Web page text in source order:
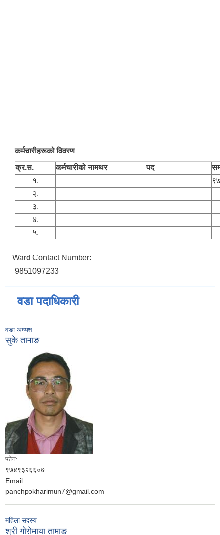
कर्मचारीहरूको विवरण
क्र.स.
कर्मचारीको नामथर पद
१.
२.
३.
४.
५.
Ward Contact Number:
9851097233
वडा पदाधिकारी
वडा अध्यक्ष
सुके तामाङ
फोन:
९७४९३२६६०७
Email:
panchpokharimun7@gmail.com
महिला सदस्य
श्री गोरोमाया तामाङ